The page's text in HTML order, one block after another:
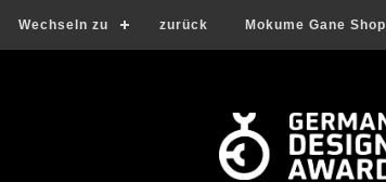
Wechseln zu zurück Mokume Gane Shop